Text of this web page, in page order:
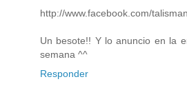
http://www.facebook.com/
Un besote!! Y lo anuncio en la
semana ^^
Responder